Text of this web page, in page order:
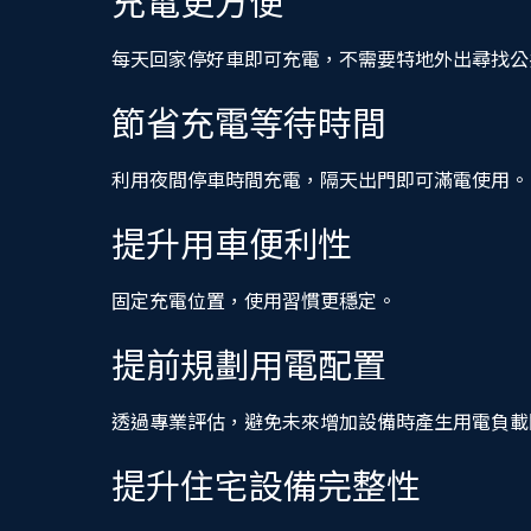
每天回家停好車即可充電，不需要特地外出尋找公
節省充電等待時間
利用夜間停車時間充電，隔天出門即可滿電使用。
提升用車便利性
固定充電位置，使用習慣更穩定。
提前規劃用電配置
透過專業評估，避免未來增加設備時產生用電負載
提升住宅設備完整性